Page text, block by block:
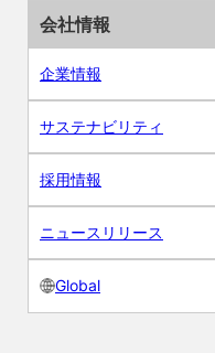
会社情報
企業情報
サステナビリティ
採用情報
ニュースリリース
Global